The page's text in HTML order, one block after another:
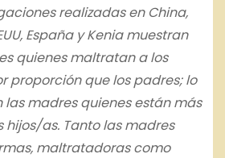
realizadas en China,
España y Kenia muestran
quienes maltratan a los
proporción que los padres; lo
las madres quienes están más
as. Tanto las madres
maltratadoras como